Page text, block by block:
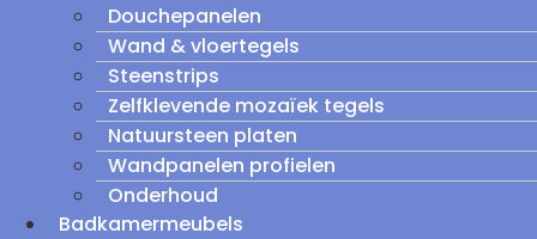
Douchepanelen
Wand & vloertegels
Steenstrips
Zelfklevende mozaïek tegels
Natuursteen platen
Wandpanelen profielen
Onderhoud
Badkamermeubels